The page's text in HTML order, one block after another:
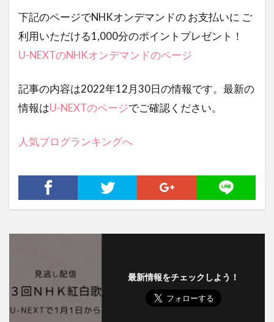
下記のページでNHKオンデマンドの お支払いに ご
利用いただける1,000分のポイントプレゼント！
U-NEXTのNHKオンデマンドのページ
記事の内容は2022年12月30日の情報です。最新の
情報はU-NEXTのページでご確認ください。
人気ブログランキングへ
最新情報をチェックしよう！